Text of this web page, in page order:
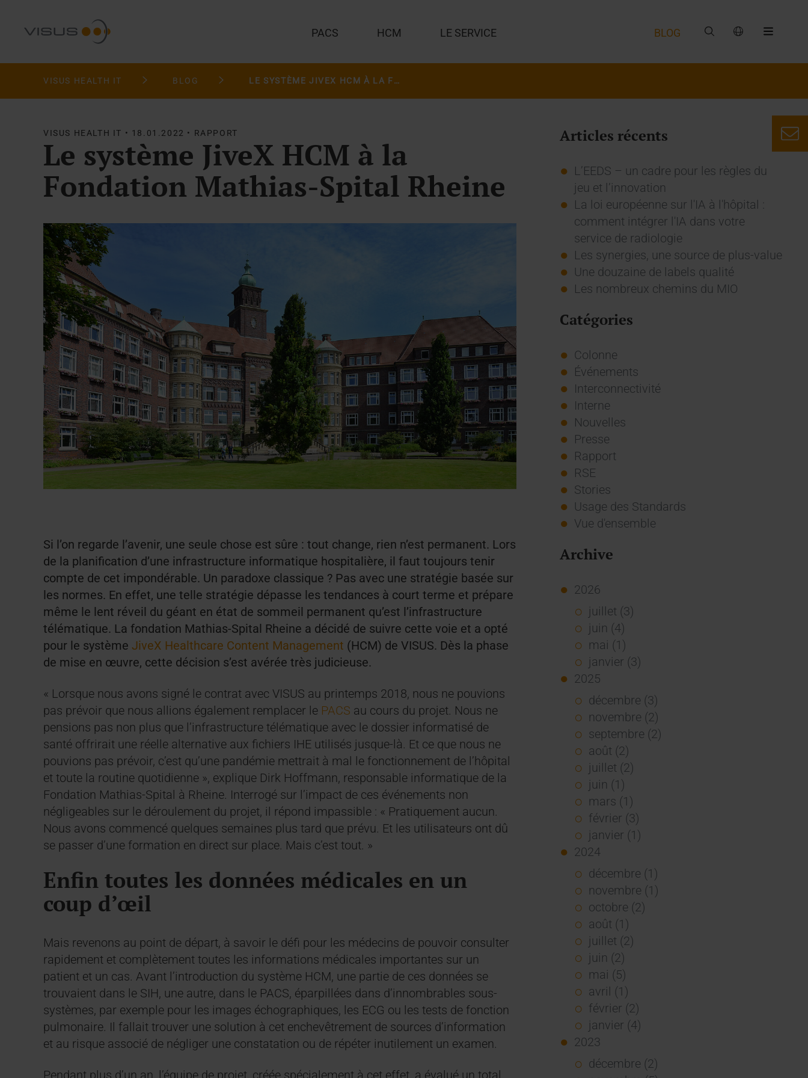
PACS HCM LE SERVICE BLOG
VISUS HEALTH IT BLOG LE SYSTÈME JIVEX HCM À LA FONDATION MATHIAS-SPITAL RHEINE
VISUS HEALTH IT • 18.01.2022 • RAPPORT
Le système JiveX HCM à la
Fondation Mathias-Spital Rheine
Si l’on regarde l’avenir, une seule chose est sûre : tout change, rien n’est permanent. Lors
de la planification d’une infrastructure informatique hospitalière, il faut toujours tenir
compte de cet impondérable. Un paradoxe classique ? Pas avec une stratégie basée sur
les normes. En effet, une telle stratégie dépasse les tendances à court terme et prépare
même le lent réveil du géant en état de sommeil permanent qu’est l’infrastructure
télématique. La fondation Mathias-Spital Rheine a décidé de suivre cette voie et a opté
pour le système JiveX Healthcare Content Management (HCM) de VISUS. Dès la phase
de mise en œuvre, cette décision s’est avérée très judicieuse.
« Lorsque nous avons signé le contrat avec VISUS au printemps 2018, nous ne pouvions
pas prévoir que nous allions également remplacer le PACS au cours du projet. Nous ne
pensions pas non plus que l’infrastructure télématique avec le dossier informatisé de
santé offrirait une réelle alternative aux fichiers IHE utilisés jusque-là. Et ce que nous ne
pouvions pas prévoir, c’est qu’une pandémie mettrait à mal le fonctionnement de l’hôpital
et toute la routine quotidienne », explique Dirk Hoffmann, responsable informatique de la
Fondation Mathias-Spital à Rheine. Interrogé sur l’impact de ces événements non
négligeables sur le déroulement du projet, il répond impassible : « Pratiquement aucun.
Nous avons commencé quelques semaines plus tard que prévu. Et les utilisateurs ont dû
se passer d’une formation en direct sur place. Mais c’est tout. »
Enfin toutes les données médicales en un
coup d’œil
Mais revenons au point de départ, à savoir le défi pour les médecins de pouvoir consulter
rapidement et complètement toutes les informations médicales importantes sur un
patient et un cas. Avant l’introduction du système HCM, une partie de ces données se
trouvaient dans le SIH, une autre, dans le PACS, éparpillées dans d’innombrables sous-
systèmes, par exemple pour les images échographiques, les ECG ou les tests de fonction
pulmonaire. Il fallait trouver une solution à cet enchevêtrement de sources d’information
et au risque associé de négliger une constatation ou de répéter inutilement un examen.
Pendant plus d’un an, l’équipe de projet, créée spécialement à cet effet, a évalué un total
Articles récents
L’EEDS – un cadre pour les règles du
jeu et l’innovation
La loi européenne sur l'IA à l'hôpital :
comment intégrer l'IA dans votre
service de radiologie
Les synergies, une source de plus-value
Une douzaine de labels qualité
Les nombreux chemins du MIO
Catégories
Colonne
Événements
Interconnectivité
Interne
Nouvelles
Presse
Rapport
RSE
Stories
Usage des Standards
Vue d'ensemble
Archive
2026
juillet (3)
juin (4)
mai (1)
janvier (3)
2025
décembre (3)
novembre (2)
septembre (2)
août (2)
juillet (2)
juin (1)
mars (1)
février (3)
janvier (1)
2024
décembre (1)
novembre (1)
octobre (2)
août (1)
juillet (2)
juin (2)
mai (5)
avril (1)
février (2)
janvier (4)
2023
décembre (2)